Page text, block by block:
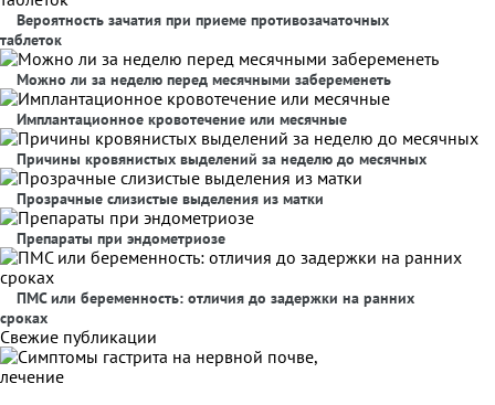
Вероятность зачатия при приеме противозачаточных
таблеток
Можно ли за неделю перед месячными забеременеть
Имплантационное кровотечение или месячные
Причины кровянистых выделений за неделю до месячных
Прозрачные слизистые выделения из матки
Препараты при эндометриозе
ПМС или беременность: отличия до задержки на ранних
сроках
Свежие публикации